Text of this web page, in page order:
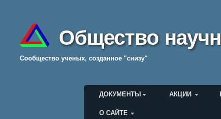
Общество
Cообщество ученых, созданное "снизу"
Главное меню
ДОКУМЕНТЫ АКЦИИ
О САЙТЕ